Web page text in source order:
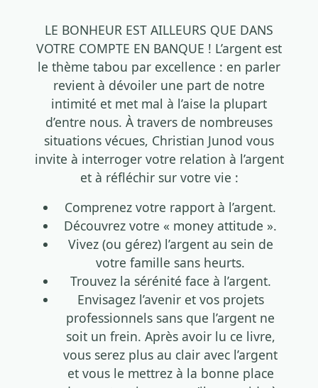
LE BONHEUR EST AILLEURS QUE DANS
VOTRE COMPTE EN BANQUE ! L’argent est
le thème tabou par excellence : en parler
revient à dévoiler une part de notre
intimité et met mal à l’aise la plupart
d’entre nous. À travers de nombreuses
situations vécues, Christian Junod vous
invite à interroger votre relation à l’argent
et à réfléchir sur votre vie :
Comprenez votre rapport à l’argent.
Découvrez votre « money attitude ».
Vivez (ou gérez) l’argent au sein de
votre famille sans heurts.
Trouvez la sérénité face à l’argent.
Envisagez l’avenir et vos projets
professionnels sans que l’argent ne
soit un frein. Après avoir lu ce livre,
vous serez plus au clair avec l’argent
et vous le mettrez à la bonne place